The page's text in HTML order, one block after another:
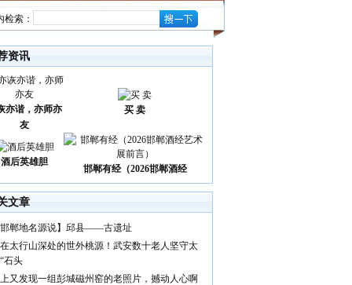
检索：
资讯
亦谐，亦师亦
友
买 卖
酒后英雄胆
邯郸有经（2026邯郸酒经
文章
邯郸地名源说】邱县——古遗址
太行山深处的世外桃源！武安数十老人坚守太
石头
又发现一组彭城磁州窑的老照片，撼动人心啊